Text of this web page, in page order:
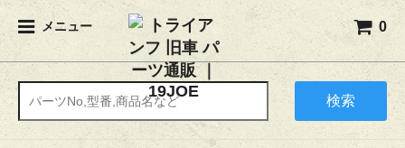
メニュー 0
検索